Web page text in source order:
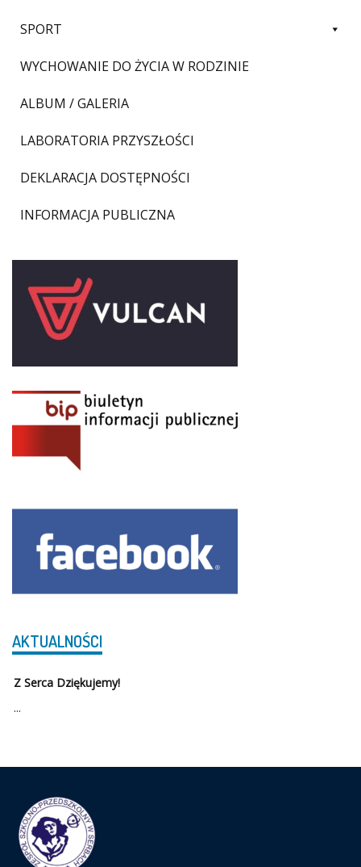
SPORT
WYCHOWANIE DO ŻYCIA W RODZINIE
ALBUM / GALERIA
LABORATORIA PRZYSZŁOŚCI
DEKLARACJA DOSTĘPNOŚCI
INFORMACJA PUBLICZNA
AKTUALNOŚCI
Z Serca Dziękujemy!
...